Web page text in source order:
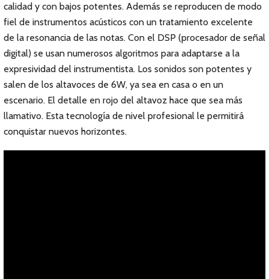
calidad y con bajos potentes. Además se reproducen de modo
fiel de instrumentos acústicos con un tratamiento excelente
de la resonancia de las notas. Con el DSP (procesador de señal
digital) se usan numerosos algoritmos para adaptarse a la
expresividad del instrumentista. Los sonidos son potentes y
salen de los altavoces de 6W, ya sea en casa o en un
escenario. El detalle en rojo del altavoz hace que sea más
llamativo. Esta tecnología de nivel profesional le permitirá
conquistar nuevos horizontes.